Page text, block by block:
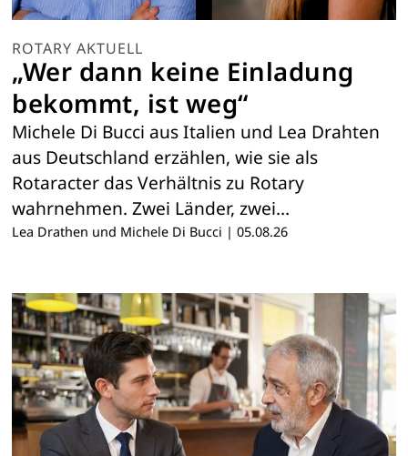
ROTARY AKTUELL
„Wer dann keine Einladung
bekommt, ist weg“
Michele Di Bucci aus Italien und Lea Drahten
aus Deutschland erzählen, wie sie als
Rotaracter das Verhältnis zu Rotary
wahrnehmen. Zwei Länder, zwei…
Lea Drathen und Michele Di Bucci | 05.08.26